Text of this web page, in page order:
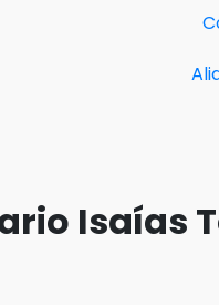
Isaías